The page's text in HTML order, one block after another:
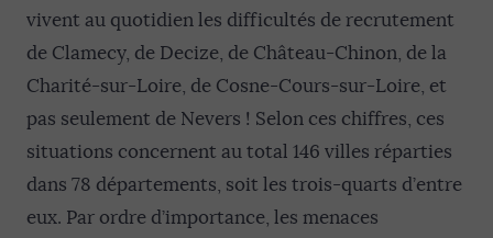
vivent au quotidien les difficultés de recrutement
de Clamecy, de Decize, de Château-Chinon, de la
Charité-sur-Loire, de Cosne-Cours-sur-Loire, et
pas seulement de Nevers ! Selon ces chiffres, ces
situations concernent au total 146 villes réparties
dans 78 départements, soit les trois-quarts d’entre
eux. Par ordre d’importance, les menaces